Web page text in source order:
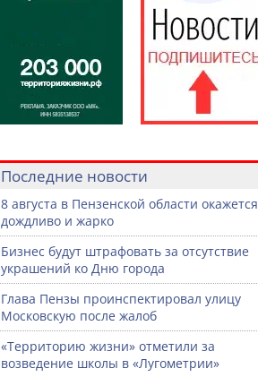
Последние новости
8 августа в Пензенской области окажется
дождливо и жарко
Бизнес будут штрафовать за отсутствие
украшений ко Дню города
Глава Пензы проинспектировал улицу
Московскую после жалоб
«Территорию жизни» отметили за
возведение школы в «Лугометрии»